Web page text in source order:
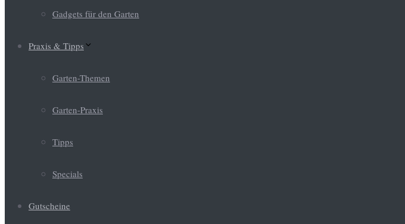
Gadgets für den Garten
Praxis & Tipps
Garten-Themen
Garten-Praxis
Tipps
Specials
Gutscheine